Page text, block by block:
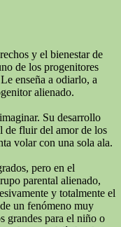
y el bienestar de
de los progenitores
enseña a odiarlo, a
alienado.
Su desarrollo
de fluir del amor de los
volar con una sola ala.
pero en el
parental alienado,
y totalmente el
un fenómeno muy
grandes para el niño o